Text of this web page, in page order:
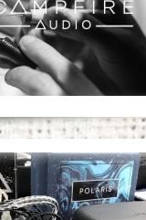
ザイン...
ALLOYの実際の使
by livedoor 相互